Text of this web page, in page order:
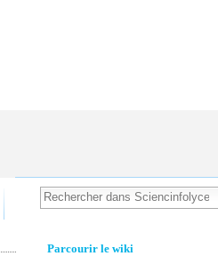
Parcourir le wiki